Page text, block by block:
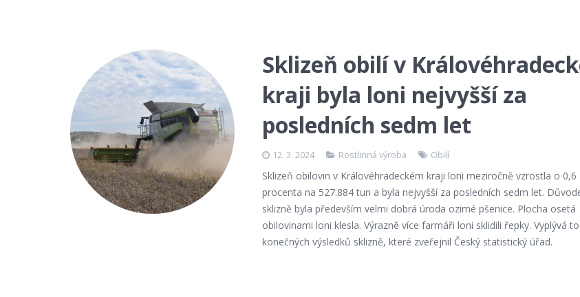
Sklizeň obilí v
kraji byla loni nejvyšší za
posledních sedm let
12. 3. 2024 Rostlinná výroba Obilí
Sklizeň obilovin v Královéhradeckém kraji loni meziročně vzrostla o 0,6
procenta na 527.884 tun a byla nejvyšší za posledních sedm let.
sklizně byla především velmi dobrá úroda ozimé pšenice. Plocha osetá
obilovinami loni klesla. Výrazně více farmáři loni sklidili řepky. Vyplývá
konečných výsledků sklizně, které zveřejnil Český statistický úřad.